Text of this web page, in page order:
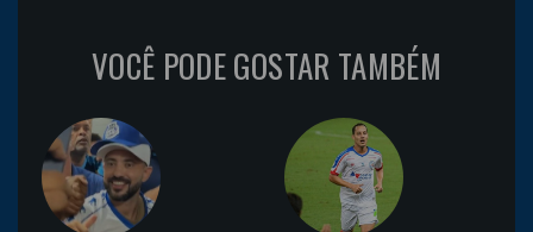
VOCÊ PODE GOSTAR TAMBÉM